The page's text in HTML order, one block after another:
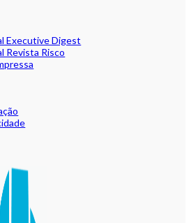
Executive Digest
Revista Risco